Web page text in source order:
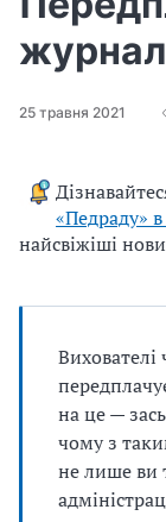
журнал
25 травня 2021
«Педраду»
найсвіжіші
на це —
чому з
не лише ви